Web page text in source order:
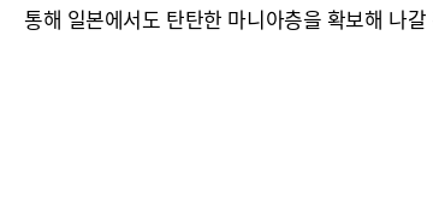
통해 일본에서도 탄탄한 마니아층을 확보해 나